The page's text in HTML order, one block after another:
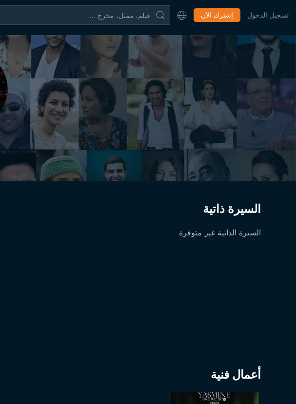
إشترك الآن تسجيل الدخول
السيرة ذاتية
السيرة الذاتية غير متوفرة
أعمال فنية